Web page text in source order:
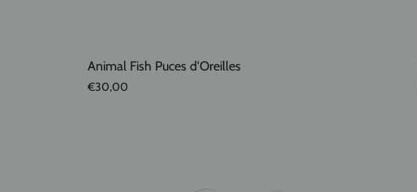
Animal Fish Puces d'Oreilles
€30,00